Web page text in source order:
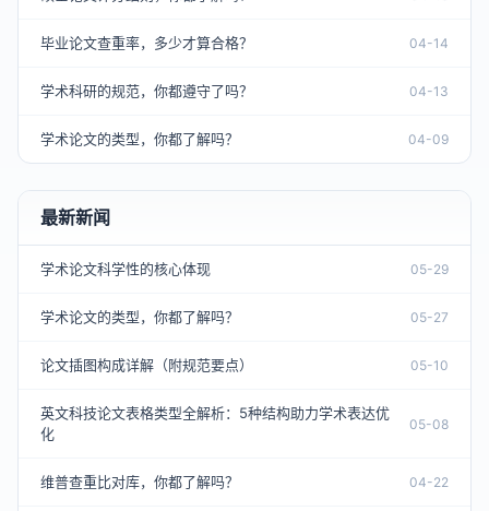
毕业论文查重率，多少才算合格？ 04-14
学术科研的规范，你都遵守了吗？ 04-13
学术论文的类型，你都了解吗？ 04-09
最新新闻
学术论文科学性的核心体现 05-29
学术论文的类型，你都了解吗？ 05-27
论文插图构成详解（附规范要点） 05-10
英文科技论文表格类型全解析：5种结构助力学术表达优
化
05-08
维普查重比对库，你都了解吗？ 04-22